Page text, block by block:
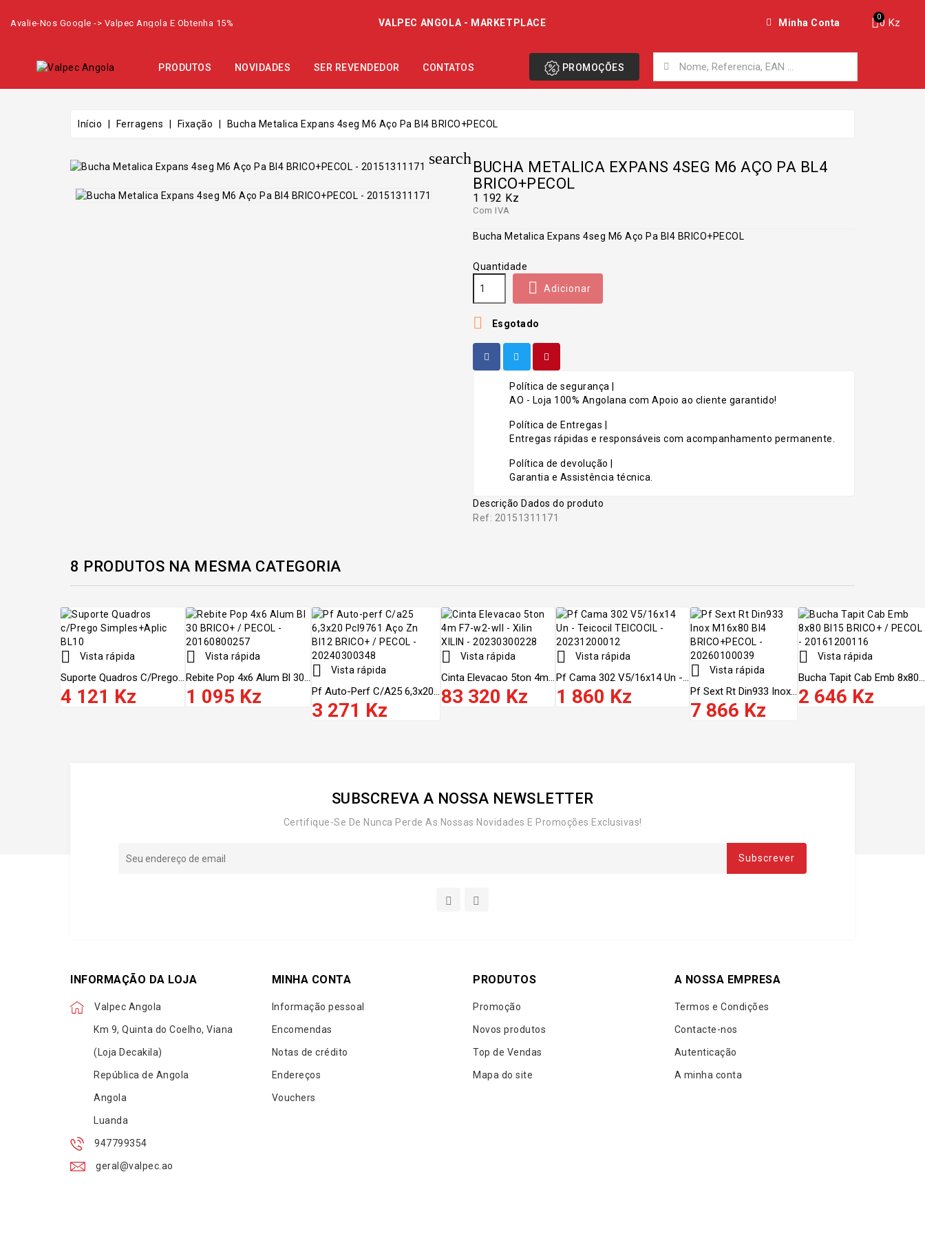
Avalie-Nos Google -> Valpec Angola E Obtenha 15% VALPEC ANGOLA - MARKETPLACE Minha Conta 0 Kz
PRODUTOS NOVIDADES SER REVENDEDOR CONTATOS PROMOÇÕES
Início Ferragens Fixação Bucha Metalica Expans 4seg M6 Aço Pa Bl4 BRICO+PECOL
searchBUCHA METALICA EXPANS 4SEG M6 AÇO PA BL4
BRICO+PECOL
1 192 Kz
Com IVA
Bucha Metalica Expans 4seg M6 Aço Pa Bl4 BRICO+PECOL
Quantidade
 Adicionar
 Esgotado
Política de segurança |
AO - Loja 100% Angolana com Apoio ao cliente garantido!
Política de Entregas |
Entregas rápidas e responsáveis com acompanhamento permanente.
Política de devolução |
Garantia e Assistência técnica.
Descrição Dados do produto
Ref: 20151311171
8 PRODUTOS NA MESMA CATEGORIA
 Vista rápida
Suporte Quadros C/prego...
4 121 Kz
 Vista rápida
Rebite Pop 4x6 Alum Bl 30...
1 095 Kz
 Vista rápida
Pf Auto-Perf C/a25 6,3x20...
3 271 Kz
 Vista rápida
Cinta Elevacao 5ton 4m...
83 320 Kz
 Vista rápida
Pf Cama 302 V5/16x14 Un -...
1 860 Kz
 Vista rápida
Pf Sext Rt Din933 Inox...
7 866 Kz
 Vista rápida
Bucha Tapit Cab Emb 8x80...
2 646 Kz
SUBSCREVA A NOSSA NEWSLETTER
Certifique-Se De Nunca Perde As Nossas Novidades E Promoções Exclusivas!
INFORMAÇÃO DA LOJA
Valpec Angola
Km 9, Quinta do Coelho, Viana
(Loja Decakila)
República de Angola
Angola
Luanda
947799354
geral@valpec.ao
MINHA CONTA
Informação pessoal
Encomendas
Notas de crédito
Endereços
Vouchers
PRODUTOS
Promoção
Novos produtos
Top de Vendas
Mapa do site
A NOSSA EMPRESA
Termos e Condições
Contacte-nos
Autenticação
A minha conta